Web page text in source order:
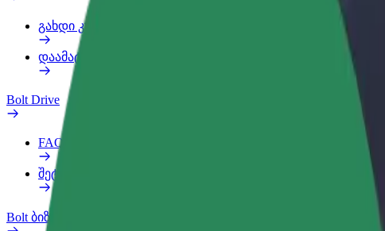
გახდი კურიერი
დაამატე რესტორანი ან მაღაზია
Bolt Drive
FAQ
შეტყობინება ავტომობილზე
Bolt ბიზნესისთვის